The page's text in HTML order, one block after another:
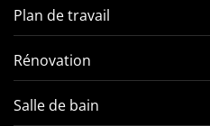
Plan de travail
Rénovation
Salle de bain